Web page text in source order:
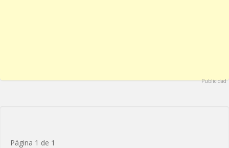
Publicidad
Página 1 de 1